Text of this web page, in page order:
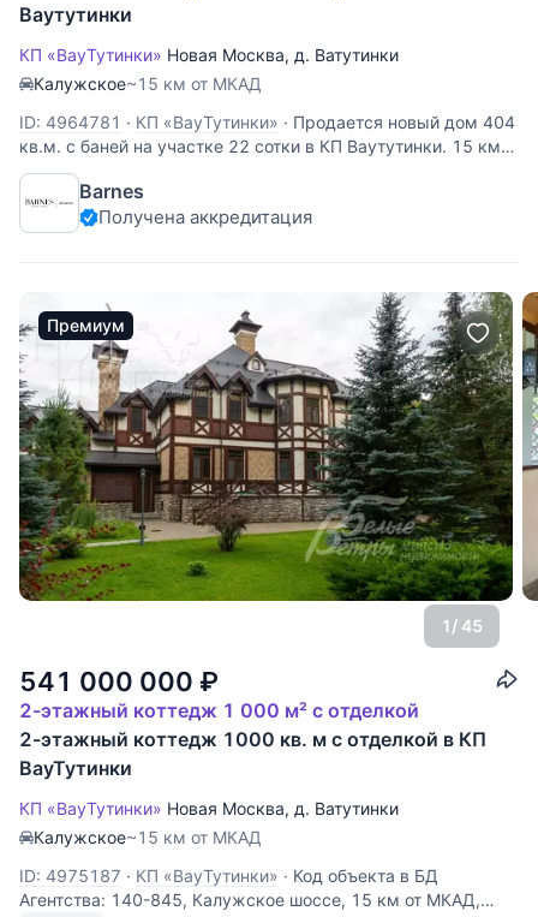
Ваутутинки
КП «ВауТутинки» Новая Москва, д. Ватутинки
Калужское~15 км от МКАД
ID: 4964781 · КП «ВауТутинки» · Продается новый дом 404
кв.м. с баней на участке 22 сотки в КП Ваутутинки. 15 км.
по Калужскому шоссе. Планировка:1 этаж: теплый тамбур,
холл, кухня-столовая с выходом на террасу, гостиная,
кабинет/гостевая спальня, с/у, постирочная-гладильная, 2
Barnes
Получена аккредитация
Премиум
1 / 45
541 000 000 ₽
2-этажный коттедж 1 000 м² с отделкой
2-этажный коттедж 1000 кв. м с отделкой в КП
ВауТутинки
КП «ВауТутинки» Новая Москва, д. Ватутинки
Калужское~15 км от МКАД
ID: 4975187 · КП «ВауТутинки» · Код объекта в БД
Агентства: 140-845, Калужское шоссе, 15 км от МКАД,